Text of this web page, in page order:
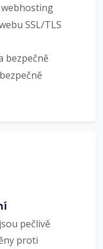
SSL/TLS
bezpečně
pečlivě
proti